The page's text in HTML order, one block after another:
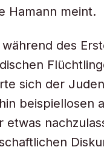
Hamann meint.
während des
sich der
beispiellosen
etwas